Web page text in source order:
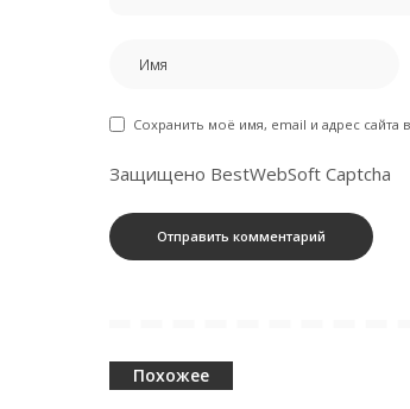
Сохранить моё имя, email и адрес
Защищено BestWebSoft Captcha
Похожее